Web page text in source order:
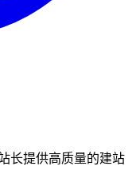
长提供高质量的建站